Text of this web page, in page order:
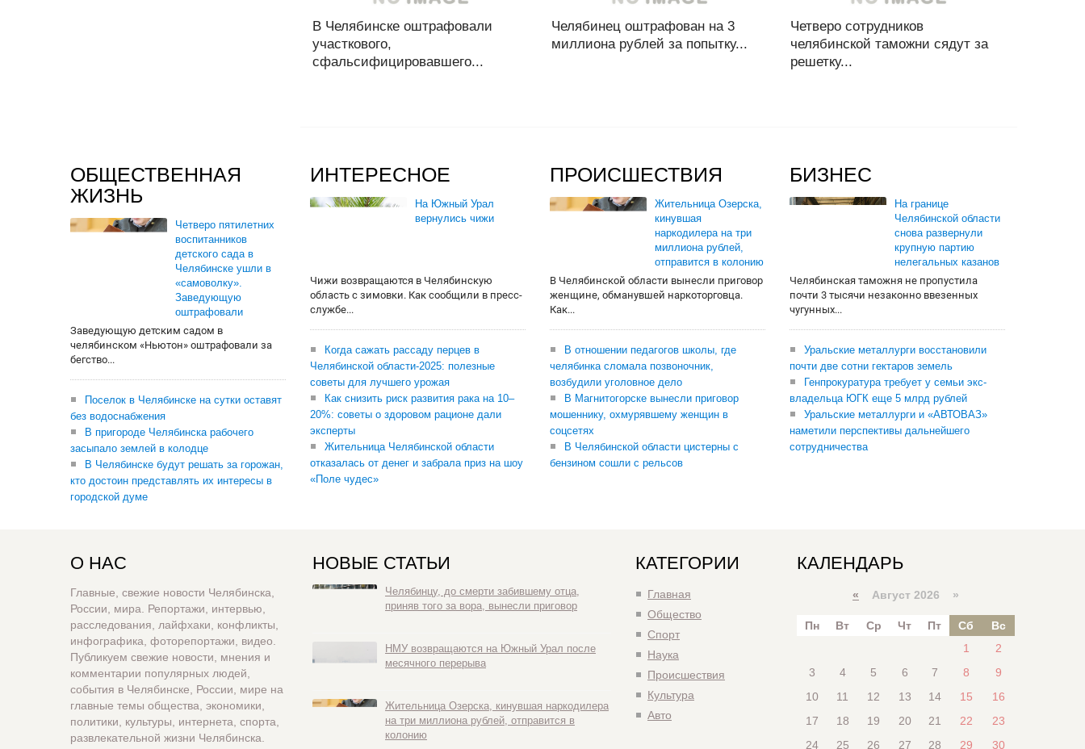
В Челябинске оштрафовали
участкового,
сфальсифицировавшего...
Челябинец оштрафован на 3
миллиона рублей за попытку...
Четверо сотрудников
челябинской таможни сядут за
решетку...
ОБЩЕСТВЕННАЯ
ЖИЗНЬ
Четверо пятилетних
воспитанников
детского сада в
Челябинске ушли в
«самоволку».
Заведующую
оштрафовали
Заведующую детским садом в
челябинском «Ньютон» оштрафовали за
бегство...
Поселок в Челябинске на сутки оставят
без водоснабжения
В пригороде Челябинска рабочего
засыпало землей в колодце
В Челябинске будут решать за горожан,
кто достоин представлять их интересы в
городской думе
ИНТЕРЕСНОЕ
На Южный Урал
вернулись чижи
Чижи возвращаются в Челябинскую
область с зимовки. Как сообщили в пресс-
службе...
Когда сажать рассаду перцев в
Челябинской области-2025: полезные
советы для лучшего урожая
Как снизить риск развития рака на 10–
20%: советы о здоровом рационе дали
эксперты
Жительница Челябинской области
отказалась от денег и забрала приз на шоу
«Поле чудес»
ПРОИСШЕСТВИЯ
Жительница Озерска,
кинувшая
наркодилера на три
миллиона рублей,
отправится в колонию
В Челябинской области вынесли приговор
женщине, обманувшей наркоторговца.
Как...
В отношении педагогов школы, где
челябинка сломала позвоночник,
возбудили уголовное дело
В Магнитогорске вынесли приговор
мошеннику, охмурявшему женщин в
соцсетях
В Челябинской области цистерны с
бензином сошли с рельсов
БИЗНЕС
На границе
Челябинской области
снова развернули
крупную партию
нелегальных казанов
Челябинская таможня не пропустила
почти 3 тысячи незаконно ввезенных
чугунных...
Уральские металлурги восстановили
почти две сотни гектаров земель
Генпрокуратура требует у семьи экс-
владельца ЮГК еще 5 млрд рублей
Уральские металлурги и «АВТОВАЗ»
наметили перспективы дальнейшего
сотрудничества
О НАС
Главные, свежие новости Челябинска,
России, мира. Репортажи, интервью,
расследования, лайфхаки, конфликты,
инфографика, фоторепортажи, видео.
Публикуем свежие новости, мнения и
комментарии популярных людей,
события в Челябинске, России, мире на
главные темы общества, экономики,
политики, культуры, интернета, спорта,
развлекательной жизни Челябинска.
НОВЫЕ СТАТЬИ
Челябинцу, до смерти забившему отца,
приняв того за вора, вынесли приговор
НМУ возвращаются на Южный Урал после
месячного перерыва
Жительница Озерска, кинувшая наркодилера
на три миллиона рублей, отправится в
колонию
КАТЕГОРИИ
Главная
Общество
Спорт
Наука
Происшествия
Культура
Авто
КАЛЕНДАРЬ
« Август 2026 »
Пн Вт Ср Чт Пт Сб
Вс
1
2
3
4 5 6 7 8
9
10
11 12 13 14 15
16
17
18 19 20 21 22
23
24
25 26 27 28 29 30